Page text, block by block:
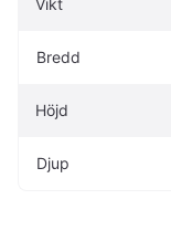
Bredd
Höjd
Djup